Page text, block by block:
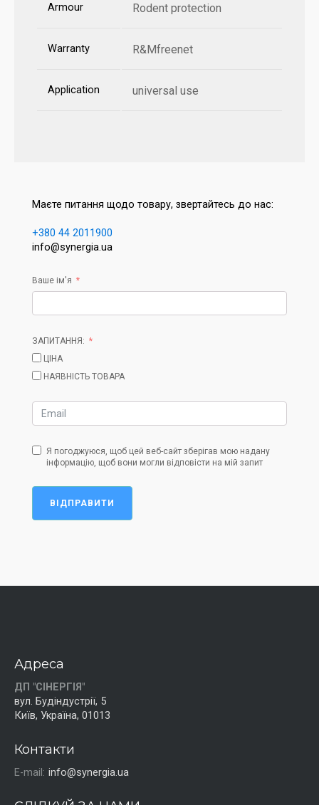
Armour Rodent protection
Warranty R&Mfreenet
Application universal use
Маєте питання щодо товару, звертайтесь до нас:
+380 44 2011900
info@synergia.ua
Ваше ім'я
ЗАПИТАННЯ:
ЦІНА
НАЯВНІСТЬ ТОВАРА
Я погоджуюся, щоб цей веб-сайт зберігав мою надану
інформацію, щоб вони могли відповісти на мій запит
ВІДПРАВИТИ
Адреса
ДП "СІНЕРГІЯ"
вул. Будіндустрії, 5
Київ, Україна, 01013
Контакти
E-mail: info@synergia.ua